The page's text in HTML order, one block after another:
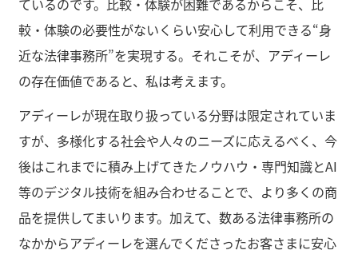
較・体験の必要性がないくらい安心して利用できる“身
近な法律事務所”を実現する。それこそが、アディーレ
の存在価値であると、私は考えます。
アディーレが現在取り扱っている分野は限定されていま
すが、多様化する社会や人々のニーズに応えるべく、今
後はこれまでに積み上げてきたノウハウ・専門知識とAI
等のデジタル技術を組み合わせることで、より多くの商
品を提供してまいります。加えて、数ある法律事務所の
なかからアディーレを選んでくださったお客さまに安心